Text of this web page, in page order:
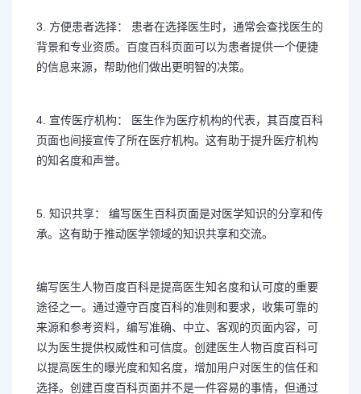
3. 方便患者选择： 患者在选择医生时，通常会查找医生的
背景和专业资质。百度百科页面可以为患者提供一个便捷
的信息来源，帮助他们做出更明智的决策。
4. 宣传医疗机构： 医生作为医疗机构的代表，其百度百科
页面也间接宣传了所在医疗机构。这有助于提升医疗机构
的知名度和声誉。
5. 知识共享： 编写医生百科页面是对医学知识的分享和传
承。这有助于推动医学领域的知识共享和交流。
编写医生人物百度百科是提高医生知名度和认可度的重要
途径之一。通过遵守百度百科的准则和要求，收集可靠的
来源和参考资料，编写准确、中立、客观的页面内容，可
以为医生提供权威性和可信度。创建医生人物百度百科可
以提高医生的曝光度和知名度，增加用户对医生的信任和
选择。创建百度百科页面并不是一件容易的事情，但通过